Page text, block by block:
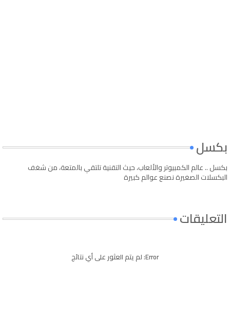
بكسل
بكسل .. عالم الكمبيوتر والألعاب، حيث التقنية تلتقي بالمتعة، من شغف
البكسلات الصغيرة نصنع عوالم كبيرة
التعليقات
Error: لم يتم العثور على أي نتائج